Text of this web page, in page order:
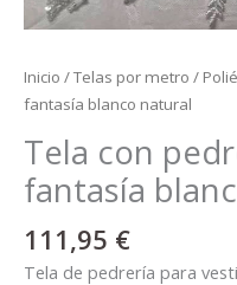
Inicio /Telas por metro /
fantasía blanco natural
Tela con
fantasía
111,95 €
Tela de pedrería para